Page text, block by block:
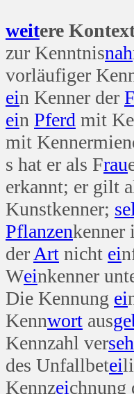
weitere
zur Kenntnisnah
vorläufiger
ein Kenner der
ein Pferd mit
mit
s hat er als Frau
erkannt; er gilt
Kunstkenner;
Pflanzenkenner
der Art nicht ei
Weinkenner
Die Kennung ei
Kennwort aus
Kennzahl ver
des Unfallbetei
Kennzeichnung